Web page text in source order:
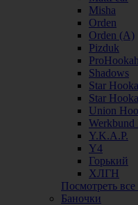
Misha
Orden
Orden (А)
Pizduk
ProHookah
Shadows
Star
Star
Union
Werkbund
Y.K.A.P.
Y4
Горький
ХЛГН
Посмотреть
Баночки